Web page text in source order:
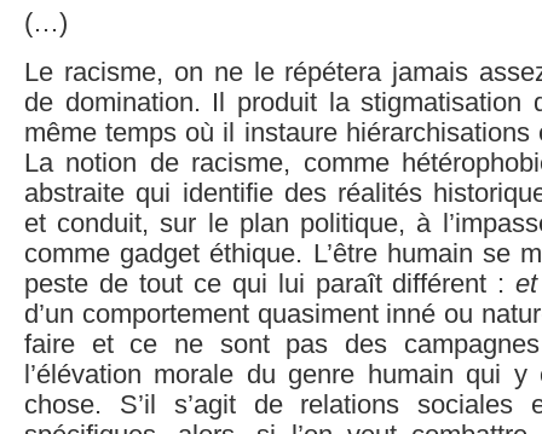
(…)
Le racisme, on ne le répétera jamais
de domination. Il produit la stigmatisation
même temps où il instaure hiérarchisations
La notion de racisme, comme
abstraite qui identifie des réalités
et conduit, sur le plan politique, à
comme gadget éthique. L’être humain se
peste de tout ce qui lui paraît différent :
d’un comportement quasiment inné ou
faire et ce ne sont pas des
l’élévation morale du genre humain qui y
chose. S’il s’agit de relations sociales